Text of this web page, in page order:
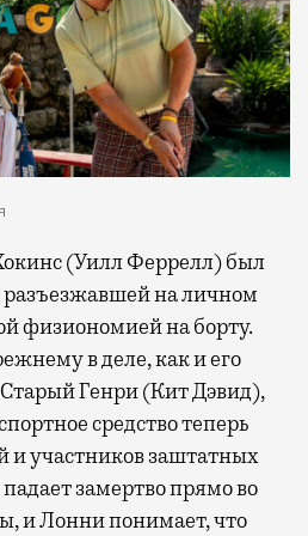
разъезжавшей на личном
физиономией на борту.
в деле, как и его
Генри (Кит Дэвид),
средство теперь
и участников заштатных
замертво прямо во
и Лонни понимает, что